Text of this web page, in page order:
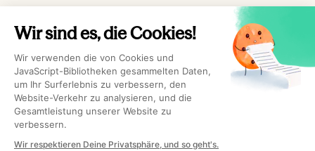
Wir sind es, die Cookies!
Wir verwenden die von Cookies und
JavaScript-Bibliotheken gesammelten Daten,
um Ihr Surferlebnis zu verbessern, den
Website-Verkehr zu analysieren, und die
Gesamtleistung unserer Website zu
verbessern.
Wir respektieren Deine Privatsphäre, und so geht's.